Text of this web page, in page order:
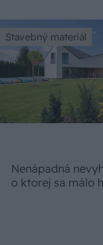
Stavebný materiál
Nenápadná
o ktorej sa málo